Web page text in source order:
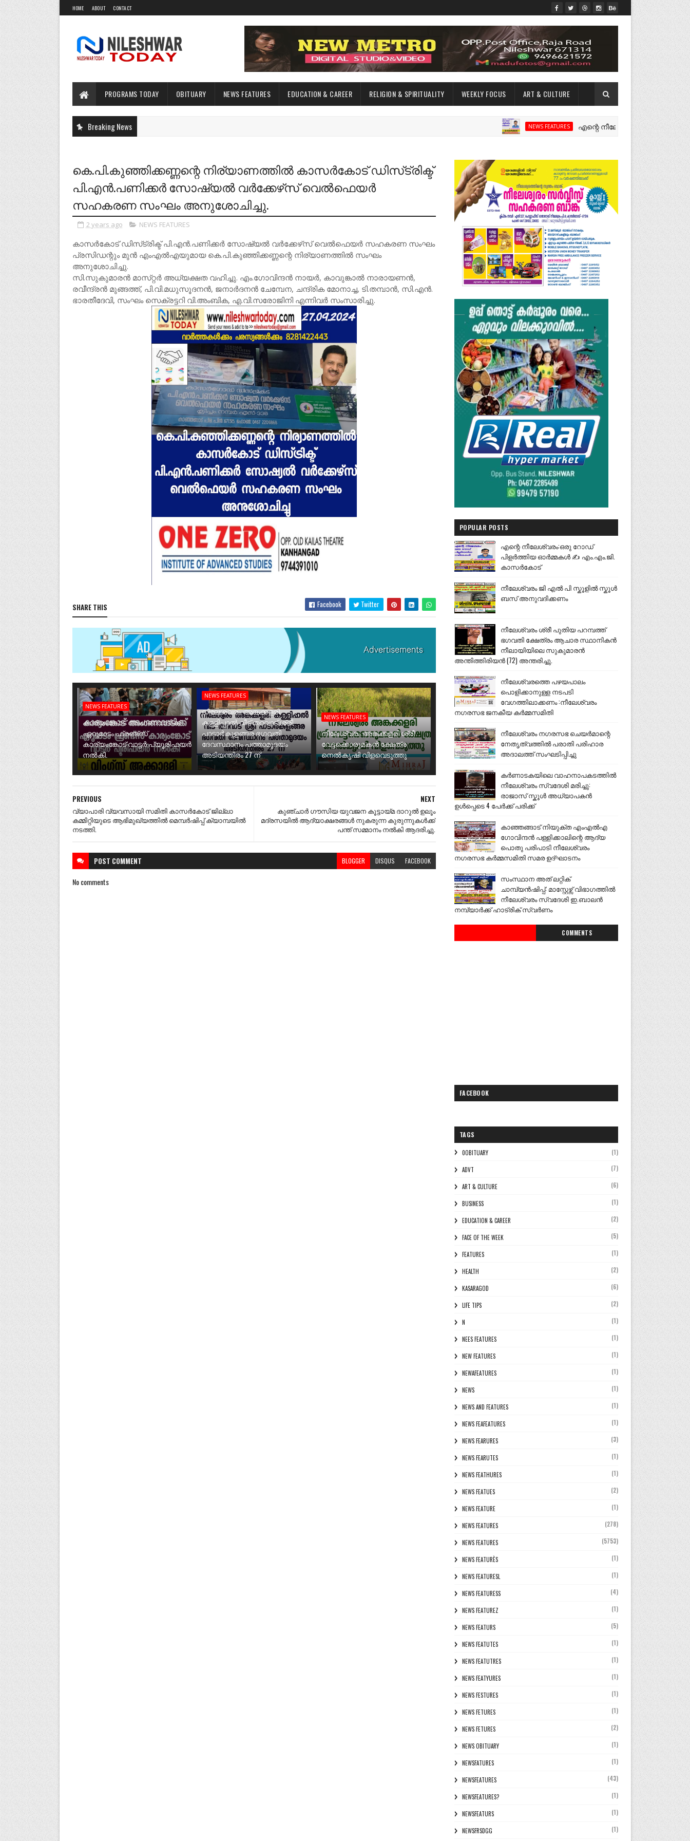
HOME ABOUT CONTACT
PROGRAMS TODAY OBITUARY NEWS FEATURES EDUCATION & CAREER RELIGION & SPIRITUALITY WEEKLY FOCUS ART & CULTURE
Breaking News NEWS FEATURES എന്റെ നീലേശ്വരം:ഒരു റോഡ്
കെ.പി.കുഞ്ഞിക്കണ്ണന്റെ നിര്യാണത്തില്‍ കാസര്‍കോട്‌ ഡിസ്‌ട്രിക്ട്‌
പി.എന്‍.പണിക്കര്‍ സോഷ്യല്‍ വര്‍ക്കേഴ്‌സ്‌ വെല്‍ഫെയര്‍
സഹകരണ സംഘം അനുശോചിച്ചു.
2 years ago NEWS FEATURES
കാസര്‍കോട്‌ ഡിസ്‌ട്രിക്ട്‌ പി.എന്‍.പണിക്കര്‍ സോഷ്യല്‍ വര്‍ക്കേഴ്‌സ്‌ വെല്‍ഫെയര്‍ സഹകരണ സംഘം
പ്രസിഡന്റും മുന്‍ എംഎല്‍എയുമായ കെ.പി.കുഞ്ഞിക്കണ്ണന്റെ നിര്യാണത്തില്‍ സംഘം
അനുശോചിച്ചു.
സി.സുകുമാരന്‍ മാസ്‌റ്റര്‍ അധ്യക്ഷത വഹിച്ചു. എം.ഗോവിന്ദന്‍ നായര്‍, കാവുങ്കാല്‍ നാരായണന്‍,
രവീന്ദ്രന്‍ മുങ്ങത്ത്‌, പി.വി.മധുസൂദനന്‍, ജനാര്‍ദനന്‍ ചേമ്പേന, ചന്ദ്രിക മോനാച്ച, ടി.തമ്പാന്‍, സി.എന്‍.
ഭാരതീദേവി, സംഘം സെക്രട്ടറി വി.അംബിക, എ.വി.സരോജിനി എന്നിവര്‍ സംസാരിച്ചു.
SHARE THIS Facebook Twitter
NEWS FEATURES
കാര്യംങ്കോട് അംഗണവാടിക്ക്
ഏറുമാടം ഫ്രണ്ട്സ്
കാര്യംങ്കോട് വാട്ടർ പ്യൂരിഫയർ
നൽകി.
NEWS FEATURES
നീലേശ്വരം അങ്കക്കളരി
കള്ളിപ്പാൽ വീട് തറവാട് ശ്രീ
പാടാർകുളങ്ങര ഭഗവതി
ദേവസ്ഥാനം പത്താമുദയം
അടിയന്തിരം 27 ന്
NEWS FEATURES
നീലേശ്വരം അങ്കക്കളരി ശ്രീ
വേട്ടക്കൊരുമകൻ ക്ഷേത്ര
നെൽകൃഷി വിളവെടുത്തു
NEXT
കുഞ്ചാർ ഗൗസിയ യുവജന കൂട്ടായ്മ ദാറുൽ ഉലൂം
മദ്രസയിൽ ആദ്യാക്ഷരങ്ങൾ നുകരുന്ന കുരുന്നുകൾക്ക്
പന്ത് സമ്മാനം നൽകി ആദരിച്ചു.
PREVIOUS
വ്യാപാരി വ്യവസായി സമിതി കാസര്‍കോട് ജില്ലാ
കമ്മിറ്റിയുടെ ആഭിമുഖ്യത്തില്‍ മെമ്പര്‍ഷിപ്പ് ക്യാമ്പയില്‍
നടത്തി.
POST COMMENT BLOGGER DISQUS FACEBOOK
No comments
POPULAR POSTS
എന്റെ നീലേശ്വരം:ഒരു റോഡ്
പിളർത്തിയ ഓർമ്മകൾ ✍️ എം.എം.ജി.
കാസർകോട്
നീലേശ്വരം ജി എൽ പി സ്കൂളിൽ സ്കൂൾ
ബസ് അനുവദിക്കണം
നീലേശ്വരം ശ്രീ പുതിയ പറമ്പത്ത്
ഭഗവതി ക്ഷേത്രം ആചാര സ്ഥാനികൻ
നീലായിയിലെ സുകുമാരൻ
അന്തിത്തിരിയൻ (72) അന്തരിച്ചു.
നീലേശ്വരത്തെ പഴയപാലം
പൊളിക്കാനുള്ള നടപടി
വേഗത്തിലാക്കണം :നീലേശ്വരം
നഗരസഭ ജനകീയ കർമ്മസമിതി
നീലേശ്വരം നഗരസഭ ചെയർമാന്റെ
നേതൃത്വത്തിൽ പരാതി പരിഹാര
അദാലത്ത് സംഘടിപ്പിച്ചു
കർണാടകയിലെ വാഹനാപകടത്തിൽ
നീലേശ്വരം സ്വദേശി മരിച്ചു:
രാജാസ് സ്കൂൾ അധ്യാപകൻ
ഉൾപ്പെടെ 4 പേർക്ക് പരിക്ക്
കാഞ്ഞങ്ങാട് നിയുക്ത എംഎൽഎ
ഗോവിന്ദൻ പള്ളിക്കാലിന്റെ ആദ്യ
പൊതു പരിപാടി നീലേശ്വരം
നഗരസഭ കർമ്മസമിതി സമര ഉദ്ഘാടനം
സംസ്ഥാന അത് ലറ്റിക്
ചാമ്പ്യൻഷിപ്പ്: മാസ്റ്റേഴ്സ് വിഭാഗത്തിൽ
നീലേശ്വരം സ്വദേശി ഇ.ബാലൻ
നമ്പ്യാർക്ക് ഹാട്രിക് സ്വർണം
COMMENTS
FACEBOOK
TAGS
0OBITUARY (1)
ADVT (7)
ART & CULTURE (6)
BUSINESS (1)
EDUCATION & CAREER (2)
FACE OF THE WEEK (5)
FEATURES (1)
HEALTH (2)
KASARAGOD (6)
LIFE TIPS (2)
N (1)
NEES FEATURES (1)
NEW FEATURES (1)
NEWAFEATURES (1)
NEWS (1)
NEWS AND FEATURES (1)
NEWS FEAFEATURES (1)
NEWS FEARURES (3)
NEWS FEARUTES (1)
NEWS FEATHURES (1)
NEWS FEATUES (2)
NEWS FEATURE (1)
NEWS FEATURES (278)
NEWS FEATURES (5753)
NEWS FEATURÈS (1)
NEWS FEATURESL (1)
NEWS FEATURESS (4)
NEWS FEATUREZ (1)
NEWS FEATURS (5)
NEWS FEATUTES (1)
NEWS FEATUTRES (1)
NEWS FEATYURES (1)
NEWS FESTURES (1)
NEWS FETURES (1)
NEWS FETURES (2)
NEWS OBITUARY (1)
NEWSFATURES (1)
NEWSFEATURES (43)
NEWSFEATURES? (1)
NEWSFEATURS (1)
NEWSFRSDGG (1)